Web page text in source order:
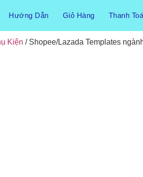
Hướng Dẫn Giỏ Hàng Thanh
Kiện / Shopee/Lazada Templates